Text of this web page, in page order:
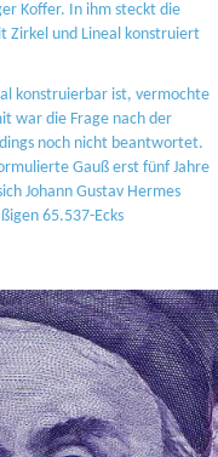
Koffer. In ihm steckt die
Zirkel und Lineal konstruiert
konstruierbar ist, vermochte
war die Frage nach der
noch nicht beantwortet.
Gauß erst fünf Jahre
Johann Gustav Hermes
65.537-Ecks